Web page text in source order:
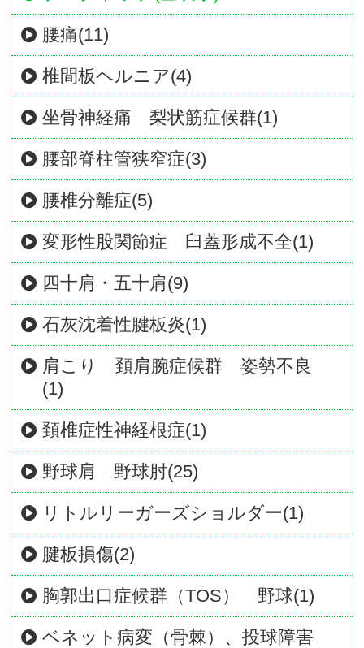
腰痛(11)
椎間板ヘルニア(4)
坐骨神経痛 梨状筋症候群(1)
腰部脊柱管狭窄症(3)
腰椎分離症(5)
変形性股関節症 臼蓋形成不全(1)
四十肩・五十肩(9)
石灰沈着性腱板炎(1)
肩こり 頚肩腕症候群 姿勢不良
(1)
頚椎症性神経根症(1)
野球肩 野球肘(25)
リトルリーガーズショルダー(1)
腱板損傷(2)
胸郭出口症候群（TOS） 野球(1)
ベネット病変（骨棘）、投球障害